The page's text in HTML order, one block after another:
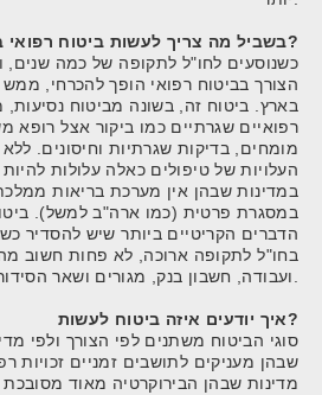
בשביל מה צריך לעשות ביטוח רפואי בחו"ל?
כשנוסעים לחו"ל לתקופה של כמה שנים,
הצורך בביטוח רפואי הופך להכרחי, ממש
בארץ. ביטוח זה, בשונה מביטוח
רפואיים שגרתיים כמו ביקור אצל רופא
מומחים, בדיקות שגרתיות וחיסונים.
העלויות של טיפולים כאלה עלולות
במדינות שבהן אין מערכת בריאות
במסגרת פרטית (כמו ארה"ב למשל).
הדברים הקריטיים ביותר שיש להסדיר
בחו"ל לתקופה ארוכה, לא פחות חשוב
איך יודעים איזה ביטוח לעשות?
סוגי הביטוח משתנים לפי הצורך ולפי
שבהן מעניקים לתושבים זמניים זכויות
מדינות שבהן הבירוקרטיה מאוד